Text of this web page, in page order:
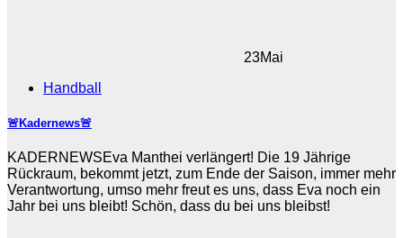
23Mai
Handball
🚨Kadernews🚨
KADERNEWSEva Manthei verlängert! Die 19 Jährige
Rückraum, bekommt jetzt, zum Ende der Saison, immer mehr
Verantwortung, umso mehr freut es uns, dass Eva noch ein
Jahr bei uns bleibt! Schön, dass du bei uns bleibst!